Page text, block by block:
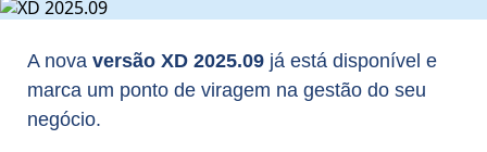
A nova versão XD 2025.09 já está disponível e
marca um ponto de viragem na gestão do seu
negócio.